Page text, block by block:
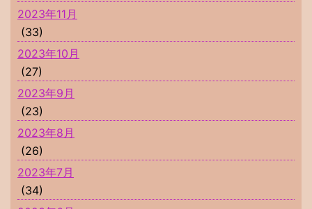
2023年11月
(33)
2023年10月
(27)
2023年9月
(23)
2023年8月
(26)
2023年7月
(34)